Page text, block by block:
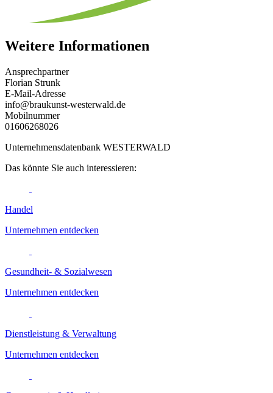
Weitere Informationen
Ansprechpartner
Florian Strunk
E-Mail-Adresse
info@braukunst-westerwald.de
Mobilnummer
01606268026
Unternehmensdatenbank WESTERWALD
Das könnte Sie auch interessieren:
Handel
Unternehmen entdecken
Gesundheit- & Sozialwesen
Unternehmen entdecken
Dienstleistung & Verwaltung
Unternehmen entdecken